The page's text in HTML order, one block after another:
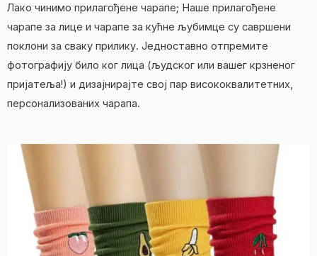
Лако чинимо прилагођене чарапе; Наше прилагођене
чарапе за лице и чарапе за кућне љубимце су савршени
поклони за сваку прилику. Једноставно отпремите
фотографију било ког лица (људског или вашег крзненог
пријатеља!) и дизајнирајте свој пар висококвалитетних,
персонализованих чарапа.